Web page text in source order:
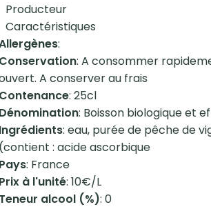
Producteur
Caractéristiques
:
: A consommer
A conserver au frais
: 25cl
: Boisson biologique et
: eau, purée de pêche de
: acide ascorbique
: France
à l'unité: 10€/L
alcool (%): 0